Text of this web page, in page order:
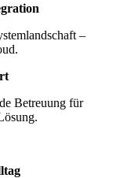
–
Betreuung für